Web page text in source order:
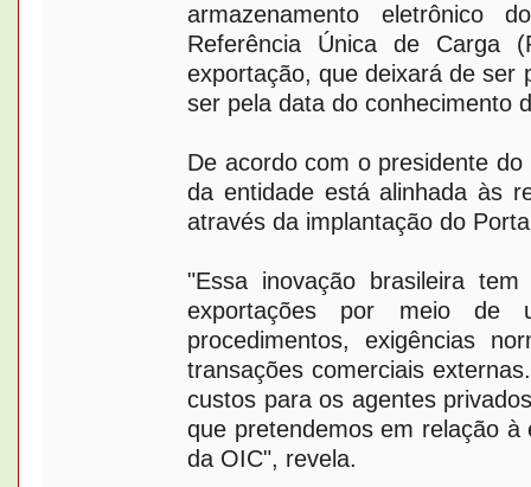
armazenamento eletrônico
Referência Única de Carga
exportação, que deixará de ser
ser pela data do conhecimento
De acordo com o presidente
da entidade está alinhada às
através da implantação do
"Essa inovação brasileira
exportações por meio de
procedimentos, exigências
transações comerciais
custos para os agentes
que pretendemos em relação
da OIC", revela.